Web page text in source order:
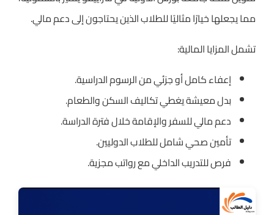
مما يجعلها خيارًا مثاليًا للطلاب الذين يحتاجون إلى دعم مالي.
تشمل المزايا المالية:
إعفاء كامل أو جزئي من الرسوم الدراسية.
بدل معيشة يغطي تكاليف السكن والطعام.
دعم مالي للسفر والإقامة خلال فترة الدراسة.
تأمين صحي شامل للطلاب الدوليين.
فرص للتدريب الداخلي مع رواتب مجزية.